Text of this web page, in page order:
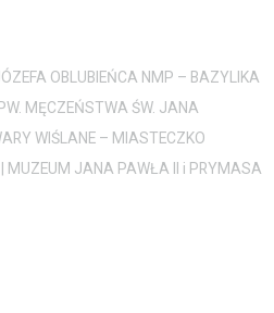
Kolekcja im. Jana
Pawła II
OBLUBIEŃCA NMP – BAZYLIKA
MĘCZEŃSTWA ŚW. JANA
WIŚLANE – MIASTECZKO
MUZEUM JANA PAWŁA II i PRYMASA